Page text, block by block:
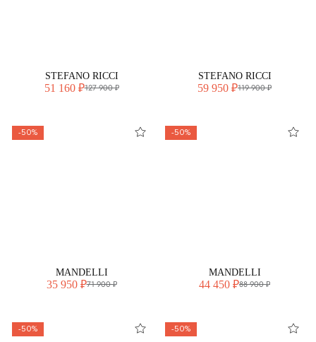
STEFANO RICCI
51 160 ₽127 900 ₽
STEFANO RICCI
59 950 ₽119 900 ₽
-50%
MANDELLI
35 950 ₽71 900 ₽
-50%
MANDELLI
44 450 ₽88 900 ₽
-50% -50%